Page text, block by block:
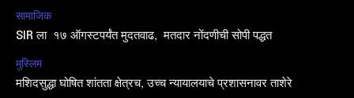
सामाजिक
SIR ला १७ ऑगस्टपर्यंत मुदतवाढ, मतदार नोंदणीची सोपी पद्धत
मुस्लिम
मशिदसुद्धा घोषित शांतता क्षेत्रच, उच्च न्यायालयाचे प्रशासनावर ताशेरे